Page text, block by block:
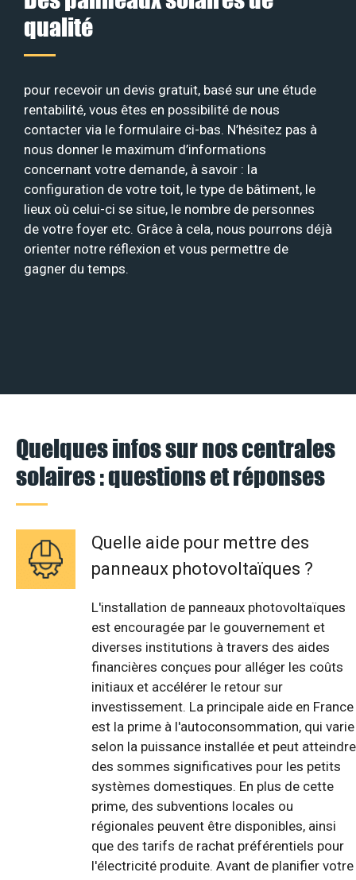
qualité
pour recevoir un devis gratuit, basé sur une étude
rentabilité, vous êtes en possibilité de nous
contacter via le formulaire ci-bas. N’hésitez pas à
nous donner le maximum d’informations
concernant votre demande, à savoir : la
configuration de votre toit, le type de bâtiment, le
lieux où celui-ci se situe, le nombre de personnes
de votre foyer etc. Grâce à cela, nous pourrons déjà
orienter notre réflexion et vous permettre de
gagner du temps.
Quelques infos sur nos centrales
solaires : questions et réponses
Quelle aide pour mettre des
panneaux photovoltaïques ?
L'installation de panneaux photovoltaïques
est encouragée par le gouvernement et
diverses institutions à travers des aides
financières conçues pour alléger les coûts
initiaux et accélérer le retour sur
investissement. La principale aide en France
est la prime à l'autoconsommation, qui varie
selon la puissance installée et peut atteindre
des sommes significatives pour les petits
systèmes domestiques. En plus de cette
prime, des subventions locales ou
régionales peuvent être disponibles, ainsi
que des tarifs de rachat préférentiels pour
l'électricité produite. Avant de planifier votre